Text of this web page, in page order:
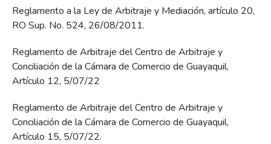
Reglamento a la Ley de Arbitraje y Mediación, artículo 20,
RO Sup. No. 524, 26/08/2011.
Reglamento de Arbitraje del Centro de Arbitraje y
Conciliación de la Cámara de Comercio de Guayaquil,
Artículo 12, 5/07/22
Reglamento de Arbitraje del Centro de Arbitraje y
Conciliación de la Cámara de Comercio de Guayaquil,
Artículo 15, 5/07/22.